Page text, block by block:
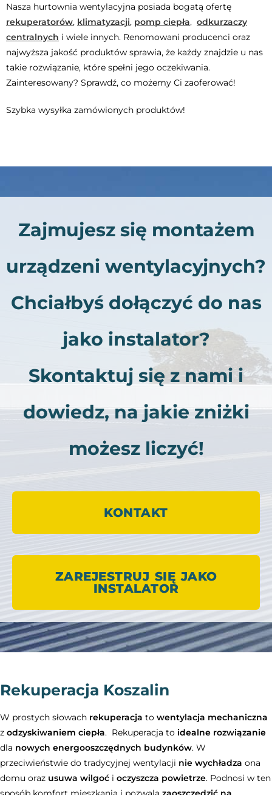
Nasza hurtownia wentylacyjna posiada bogatą ofertę
rekuperatorów, klimatyzacji, pomp ciepła, odkurzaczy
centralnych i wiele innych. Renomowani producenci oraz
najwyższa jakość produktów sprawia, że każdy znajdzie u nas
takie rozwiązanie, które spełni jego oczekiwania.
Zainteresowany? Sprawdź, co możemy Ci zaoferować!
Szybka wysyłka zamówionych produktów!
Zajmujesz się montażem
urządzeni wentylacyjnych?
Chciałbyś dołączyć do nas
jako instalator?
Skontaktuj się z nami i
dowiedz, na jakie zniżki
możesz liczyć!
KONTAKT
ZAREJESTRUJ SIĘ JAKO
INSTALATOR
Rekuperacja Koszalin
W prostych słowach rekuperacja to wentylacja mechaniczna
z odzyskiwaniem ciepła. Rekuperacja to idealne rozwiązanie
dla nowych energooszczędnych budynków. W
przeciwieństwie do tradycyjnej wentylacji nie wychładza ona
domu oraz usuwa wilgoć i oczyszcza powietrze. Podnosi w ten